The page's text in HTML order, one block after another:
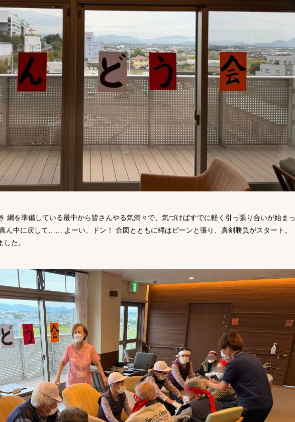
準備している最中から皆さんやる気満々で、気づけばすでに軽く引っ張り合いが始まっ
ん中に戻して…… よーい、ドン！ 合図とともに縄はピーンと張り、真剣勝負がスタート。
た。